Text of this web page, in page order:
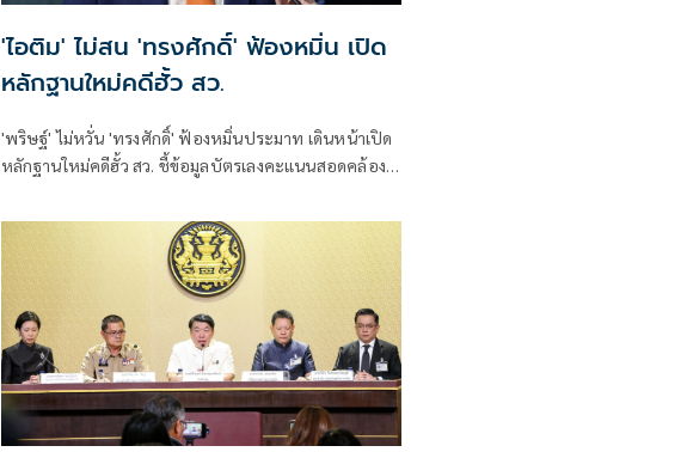
'ไอติม' ไม่สน 'ทรงศักดิ์' ฟ้องหมิ่น เปิด
หลักฐานใหม่คดีฮั้ว สว.
'พริษฐ์' ไม่หวั่น 'ทรงศักดิ์' ฟ้องหมิ่นประมาท เดินหน้าเปิด
หลักฐานใหม่คดีฮั้ว สว. ชี้ข้อมูลบัตรเลงคะแนนสอดคล้อง